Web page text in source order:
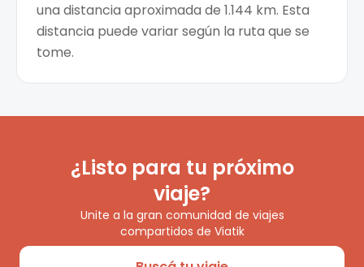
una distancia aproximada de 1.144 km. Esta
distancia puede variar según la ruta que se
tome.
¿Listo para tu próximo
viaje?
Unite a la gran comunidad de viajes
compartidos de Viatik